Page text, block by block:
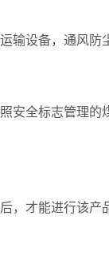
设备，通风防
全标志管理的
才能进行该产